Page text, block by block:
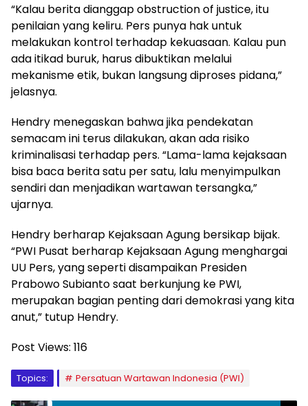
“Kalau berita dianggap obstruction of justice, itu
penilaian yang keliru. Pers punya hak untuk
melakukan kontrol terhadap kekuasaan. Kalau pun
ada itikad buruk, harus dibuktikan melalui
mekanisme etik, bukan langsung diproses pidana,”
jelasnya.
Hendry menegaskan bahwa jika pendekatan
semacam ini terus dilakukan, akan ada risiko
kriminalisasi terhadap pers. “Lama-lama kejaksaan
bisa baca berita satu per satu, lalu menyimpulkan
sendiri dan menjadikan wartawan tersangka,”
ujarnya.
Hendry berharap Kejaksaan Agung bersikap bijak.
“PWI Pusat berharap Kejaksaan Agung menghargai
UU Pers, yang seperti disampaikan Presiden
Prabowo Subianto saat berkunjung ke PWI,
merupakan bagian penting dari demokrasi yang kita
anut,” tutup Hendry.
Post Views: 116
Topics: Persatuan Wartawan Indonesia (PWI)